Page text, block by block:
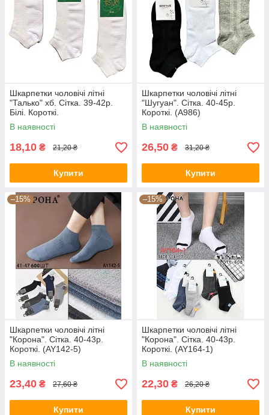
Шкарпетки чоловічі літні
"Талько" хб. Сітка. 39-42р.
Білі. Короткі.
В наявності
18,10 ₴ 21,20 ₴
Купити
Шкарпетки чоловічі літні
"Шугуан". Сітка. 40-45р.
Короткі. (A986)
В наявності
26,50 ₴ 31,20 ₴
Купити
–15%
Шкарпетки чоловічі літні
"Корона". Сітка. 40-43р.
Короткі. (AY142-5)
В наявності
23,40 ₴ 27,60 ₴
Купити
–15%
Шкарпетки чоловічі літні
"Корона". Сітка. 40-43р.
Короткі. (AY164-1)
В наявності
22,30 ₴ 26,20 ₴
Купити